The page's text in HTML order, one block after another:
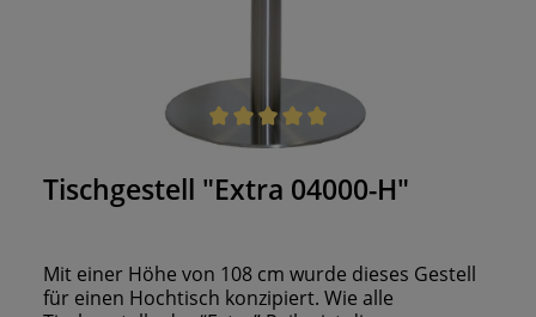
Durchschnittliche Bewertung von 5 von 5 Sternen
Tischgestell "Extra 04000-H"
Mit einer Höhe von 108 cm wurde dieses Gestell
für einen Hochtisch konzipiert. Wie alle